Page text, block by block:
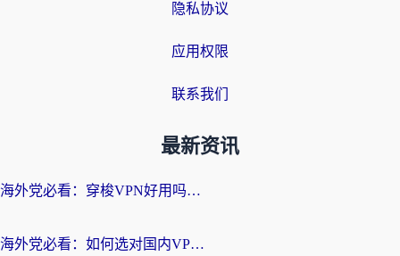
隐私协议
应用权限
联系我们
最新资讯
海外党必看：穿梭VPN好用吗？和云帆VPN对比哪个回国效果更好？附真实测评+避坑指南
海外党必看：如何选对国内VPN，实现无缝访问国内资源？